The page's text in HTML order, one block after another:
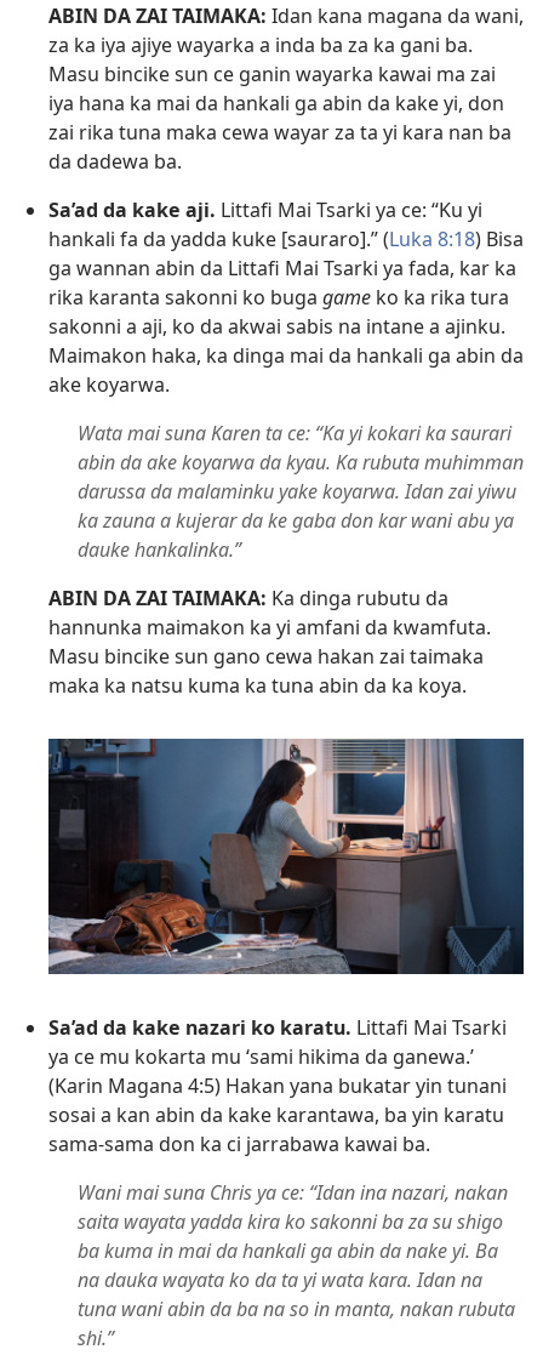
ABIN DA ZAI TAIMAKA: Idan kana magana da wani,
za ka iya ajiye wayarka a inda ba za ka gani ba.
Masu bincike sun ce ganin wayarka kawai ma zai
iya hana ka mai da hankali ga abin da kake yi, don
zai rika tuna maka cewa wayar za ta yi kara nan ba
da dadewa ba.
Sa’ad da kake aji. Littafi Mai Tsarki ya ce: “Ku yi
hankali fa da yadda kuke [sauraro].” (Luka 8:18) Bisa
ga wannan abin da Littafi Mai Tsarki ya fada, kar ka
rika karanta sakonni ko buga game ko ka rika tura
sakonni a aji, ko da akwai sabis na intane a ajinku.
Maimakon haka, ka dinga mai da hankali ga abin da
ake koyarwa.
Wata mai suna Karen ta ce: “Ka yi kokari ka saurari
abin da ake koyarwa da kyau. Ka rubuta muhimman
darussa da malaminku yake koyarwa. Idan zai yiwu
ka zauna a kujerar da ke gaba don kar wani abu ya
dauke hankalinka.”
ABIN DA ZAI TAIMAKA: Ka dinga rubutu da
hannunka maimakon ka yi amfani da kwamfuta.
Masu bincike sun gano cewa hakan zai taimaka
maka ka natsu kuma ka tuna abin da ka koya.
Sa’ad da kake nazari ko karatu. Littafi Mai Tsarki
ya ce mu kokarta mu ‘sami hikima da ganewa.’
(Karin Magana 4:⁠5) Hakan yana bukatar yin tunani
sosai a kan abin da kake karantawa, ba yin karatu
sama-sama don ka ci jarrabawa kawai ba.
Wani mai suna Chris ya ce: “Idan ina nazari, nakan
saita wayata yadda kira ko sakonni ba za su shigo
ba kuma in mai da hankali ga abin da nake yi. Ba
na dauka wayata ko da ta yi wata kara. Idan na
tuna wani abin da ba na so in manta, nakan rubuta
shi.”